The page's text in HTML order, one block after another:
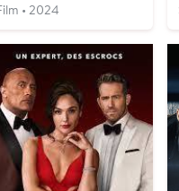
• 2024